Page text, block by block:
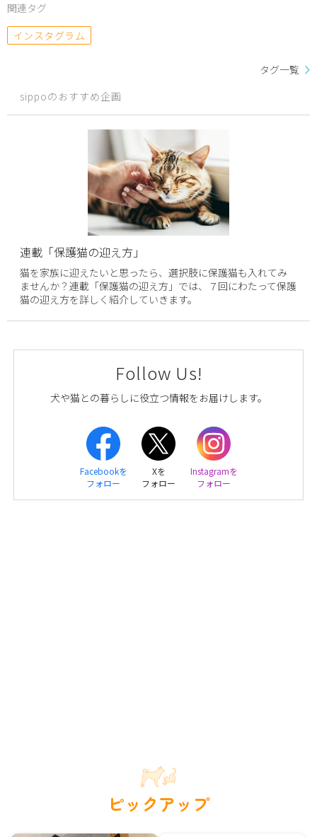
関連タグ
インスタグラム
タグ一覧
sippoのおすすめ企画
連載「保護猫の迎え方」
猫を家族に迎えたいと思ったら、選択肢に保護猫も入れてみ
ませんか？連載「保護猫の迎え方」では、７回にわたって保護
猫の迎え方を詳しく紹介していきます。
Follow Us!
犬や猫との暮らしに役立つ情報をお届けします。
Facebookを
フォロー
Xを
フォロー
Instagramを
フォロー
ピックアップ